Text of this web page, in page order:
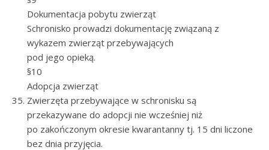
Dokumentacja pobytu zwierząt
Schronisko prowadzi dokumentację związaną z
wykazem zwierząt przebywających
pod jego opieką.
§10
Adopcja zwierząt
Zwierzęta przebywające w schronisku są
przekazywane do adopcji nie wcześniej niż
po zakończonym okresie kwarantanny tj. 15 dni liczone
bez dnia przyjęcia.